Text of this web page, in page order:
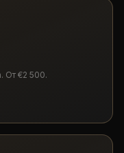
От €2 500.